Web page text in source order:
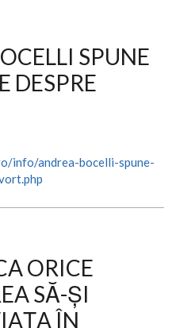
SPUNE
DESPRE
info/andrea-bocelli-spune-
ORICE
SĂ-ȘI
ÎN